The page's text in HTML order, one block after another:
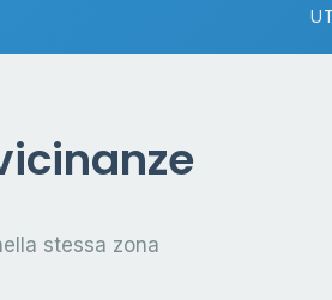
stessa zona